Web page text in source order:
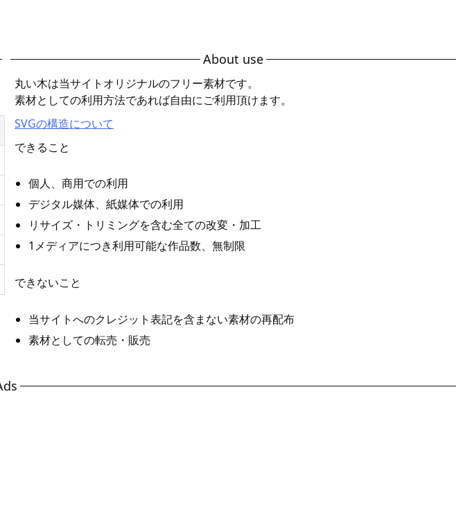
About use
丸い木は当サイトオリジナルのフリー素材です。
素材としての利用方法であれば自由にご利用頂けます。
SVGの構造について
できること
個人、商用での利用
デジタル媒体、紙媒体での利用
リサイズ・トリミングを含む全ての改変・加工
1メディアにつき利用可能な作品数、無制限
できないこと
当サイトへのクレジット表記を含まない素材の再配布
素材としての転売・販売